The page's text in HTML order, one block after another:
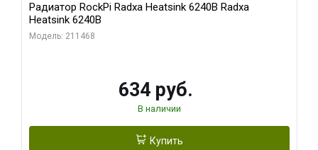
Радиатор RockPi Radxa Heatsink 6240B Radxa
Heatsink 6240B
Модель: 211468
634 руб.
В наличии
Купить